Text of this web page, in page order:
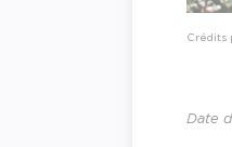
Crédits
Date